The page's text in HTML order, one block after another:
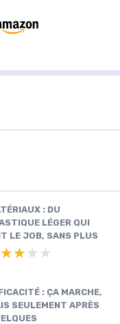
: DU
LÉGER QUI
LE JOB, SANS PLUS
: ÇA MARCHE,
SEULEMENT APRÈS